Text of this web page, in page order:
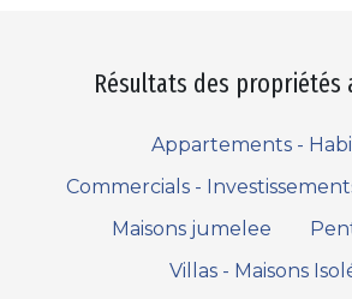
Résultats des propriétés
Appartements -
Commercials -
Maisons jumelee
Villas - Maisons